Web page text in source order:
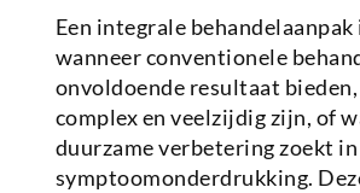
Een integrale behandelaanpak
wanneer conventionele
onvoldoende resultaat
complex en veelzijdig zijn, of
duurzame verbetering zoekt
symptoomonderdrukking.